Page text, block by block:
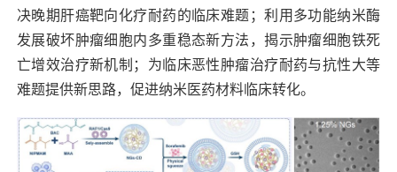
决晚期肝癌靶向化疗耐药的临床难题；利用多功能纳米酶
发展破坏肿瘤细胞内多重稳态新方法，揭示肿瘤细胞铁死
亡增效治疗新机制；为临床恶性肿瘤治疗耐药与抗性大等
难题提供新思路，促进纳米医药材料临床转化。